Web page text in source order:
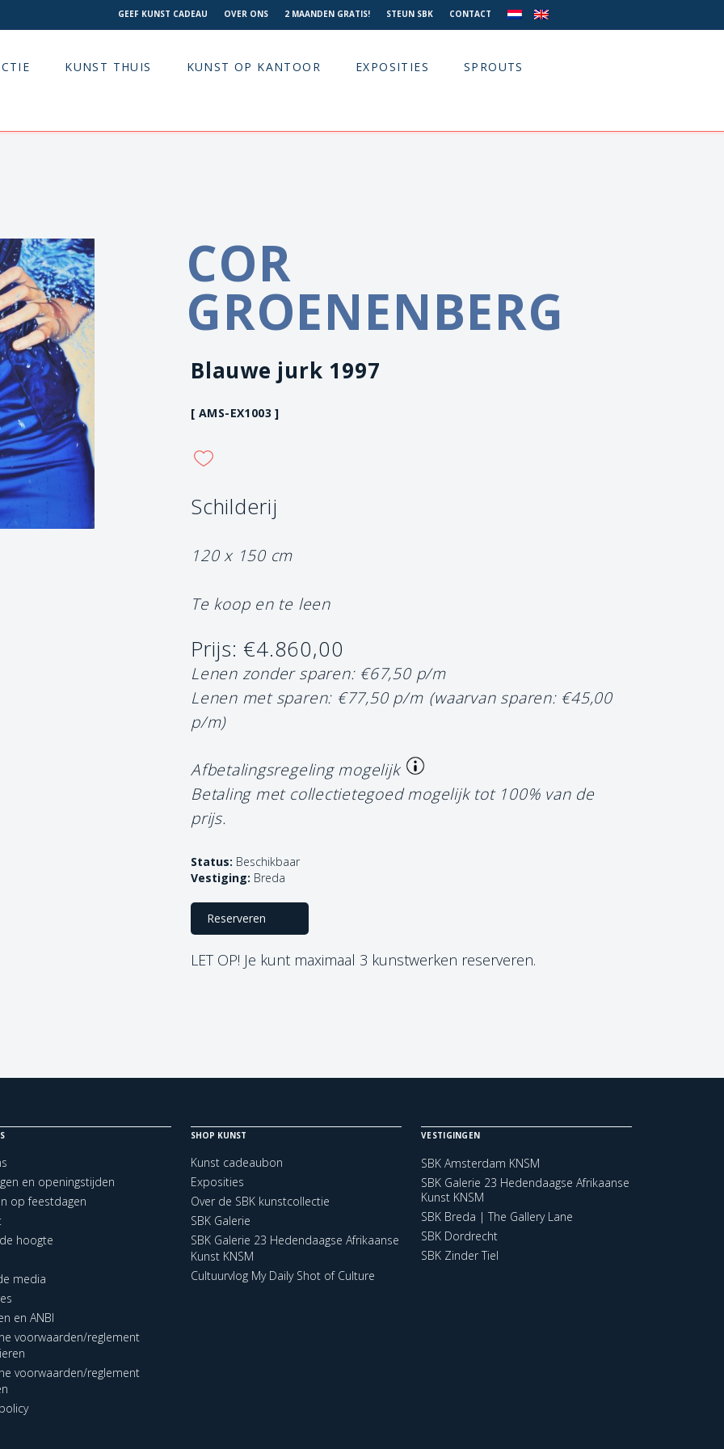
GEEF KUNST CADEAU OVER ONS 2 MAANDEN GRATIS! STEUN SBK CONTACT
KUNST THUIS KUNST OP KANTOOR EXPOSITIES SPROUTS
COR
GROENENBERG
Blauwe jurk 1997
[ AMS-EX1003 ]
Schilderij
120 x 150 cm
Te koop en te leen
Prijs: €4.860,00
Lenen zonder sparen: €67,50 p/m
Lenen met sparen: €77,50 p/m (waarvan sparen: €45,00
p/m)
Afbetalingsregeling mogelijk
Betaling met collectietegoed mogelijk tot 100% van de
prijs.
Status: Beschikbaar
Vestiging: Breda
Reserveren
LET OP! Je kunt maximaal 3 kunstwerken reserveren.
en openingstijden
op feestdagen
hoogte
media
en ANBI
voorwaarden/reglement
voorwaarden/reglement
SHOP KUNST
Kunst cadeaubon
Exposities
Over de SBK kunstcollectie
SBK Galerie
SBK Galerie 23 Hedendaagse Afrikaanse
Kunst KNSM
Cultuurvlog My Daily Shot of Culture
VESTIGINGEN
SBK Amsterdam KNSM
SBK Galerie 23 Hedendaagse Afrikaanse
Kunst KNSM
SBK Breda | The Gallery Lane
SBK Dordrecht
SBK Zinder Tiel